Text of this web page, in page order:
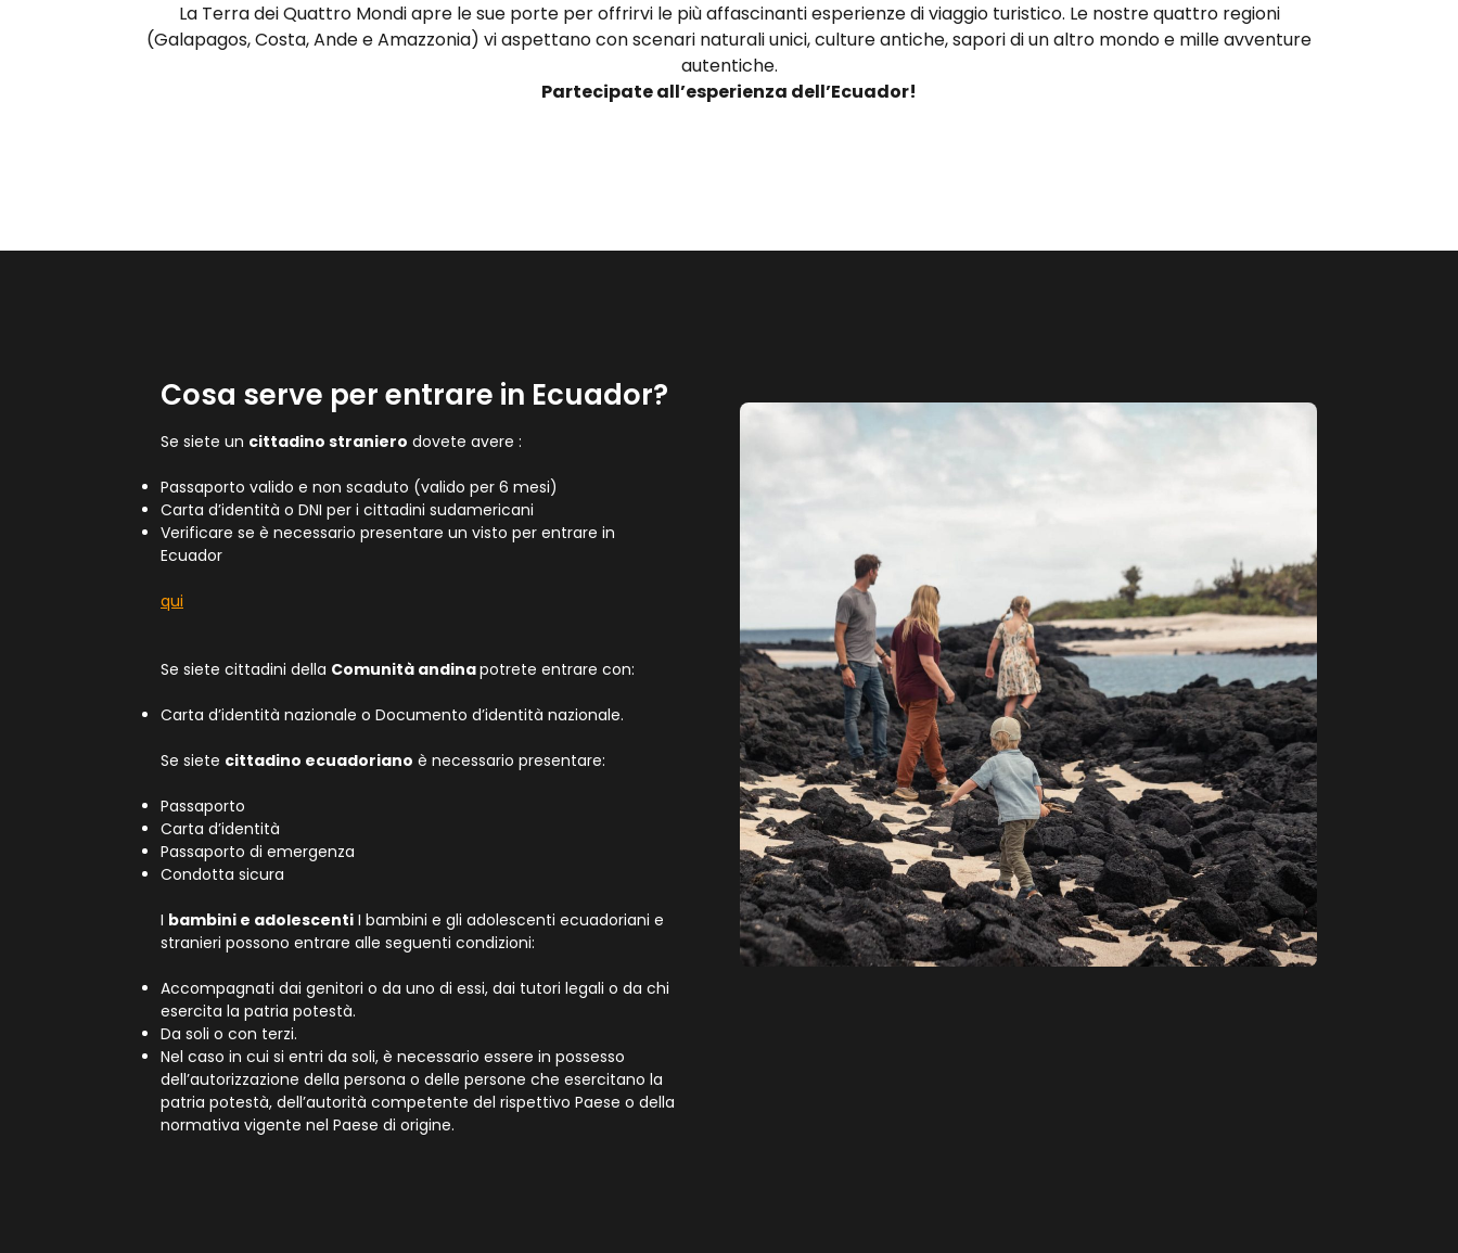
La Terra dei Quattro Mondi apre le sue porte per offrirvi le più affascinanti esperienze di viaggio turistico. Le nostre quattro regioni
(Galapagos, Costa, Ande e Amazzonia) vi aspettano con scenari naturali unici, culture antiche, sapori di un altro mondo e mille avventure
autentiche.
Partecipate all’esperienza dell’Ecuador!
Cosa serve per entrare in Ecuador?
Se siete un cittadino straniero dovete avere :
Passaporto valido e non scaduto (valido per 6 mesi)
Carta d’identità o DNI per i cittadini sudamericani
Verificare se è necessario presentare un visto per entrare in
Ecuador
qui
Se siete cittadini della Comunità andinapotrete entrare con:
Carta d’identità nazionale o Documento d’identità nazionale.
Se siete cittadino ecuadoriano è necessario presentare:
Passaporto
Carta d’identità
Passaporto di emergenza
Condotta sicura
I bambini e adolescenti I bambini e gli adolescenti ecuadoriani e
stranieri possono entrare alle seguenti condizioni:
Accompagnati dai genitori o da uno di essi, dai tutori legali o da chi
esercita la patria potestà.
Da soli o con terzi.
Nel caso in cui si entri da soli, è necessario essere in possesso
dell’autorizzazione della persona o delle persone che esercitano la
patria potestà, dell’autorità competente del rispettivo Paese o della
normativa vigente nel Paese di origine.